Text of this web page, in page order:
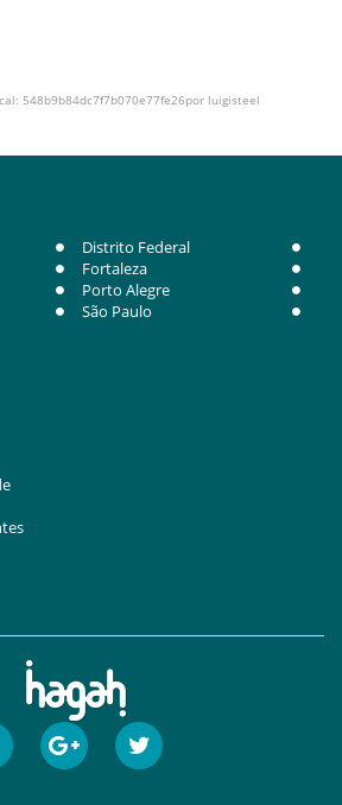
548b9b84dc7f7b070e77fe26por luigisteel
Distrito Federal
Fortaleza
Porto Alegre
São Paulo